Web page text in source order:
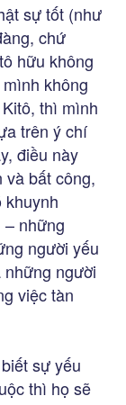
sự tốt (như
chứ
hữu không
không
thì mình
trên ý chí
điều này
và bất công,
khuynh
những
người yếu
người
việc tàn
sự yếu
thì họ sẽ